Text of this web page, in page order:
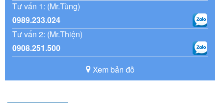
Tư vấn 1: (Mr.Tùng)
0989.233.024
Tư vấn 2: (Mr.Thiện)
0908.251.500
Xem bản đồ